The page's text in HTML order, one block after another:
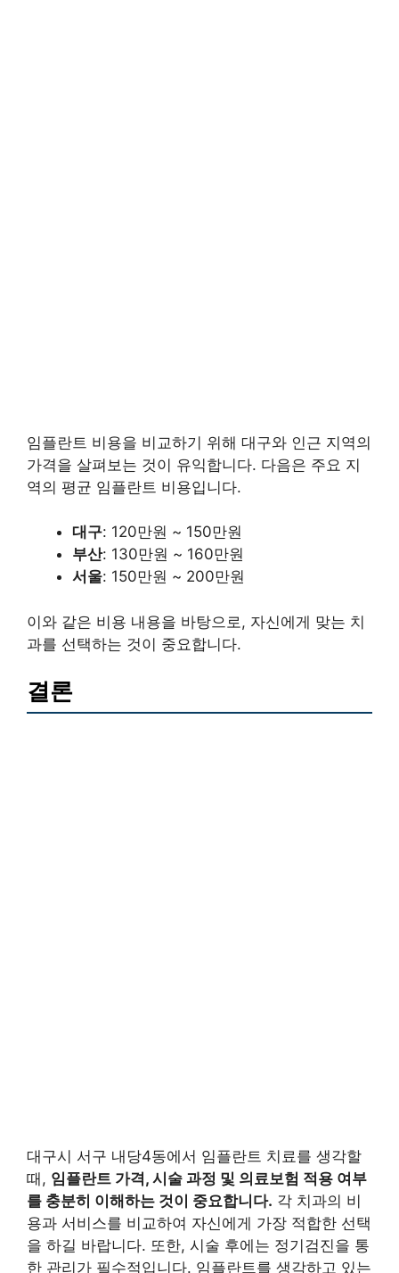
임플란트 비용을 비교하기 위해 대구와 인근 지역의
가격을 살펴보는 것이 유익합니다. 다음은 주요 지
역의 평균 임플란트 비용입니다.
대구: 120만원 ~ 150만원
부산: 130만원 ~ 160만원
서울: 150만원 ~ 200만원
이와 같은 비용 내용을 바탕으로, 자신에게 맞는 치
과를 선택하는 것이 중요합니다.
결론
대구시 서구 내당4동에서 임플란트 치료를 생각할
때, 임플란트 가격, 시술 과정 및 의료보험 적용 여부
를 충분히 이해하는 것이 중요합니다. 각 치과의 비
용과 서비스를 비교하여 자신에게 가장 적합한 선택
을 하길 바랍니다. 또한, 시술 후에는 정기검진을 통
한 관리가 필수적입니다. 임플란트를 생각하고 있는